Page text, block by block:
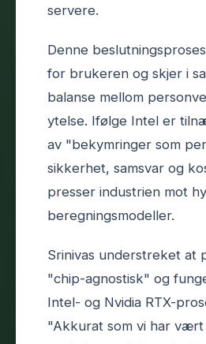
servere.
Denne
for brukeren og skjer i
balanse mellom
ytelse. Ifølge Intel er
av "bekymringer som
sikkerhet, samsvar og
presser industrien mot
beregningsmodeller.
Srinivas understreket at
"chip-agnostisk" og
Intel- og Nvidia RTX-
"Akkurat som vi har vært